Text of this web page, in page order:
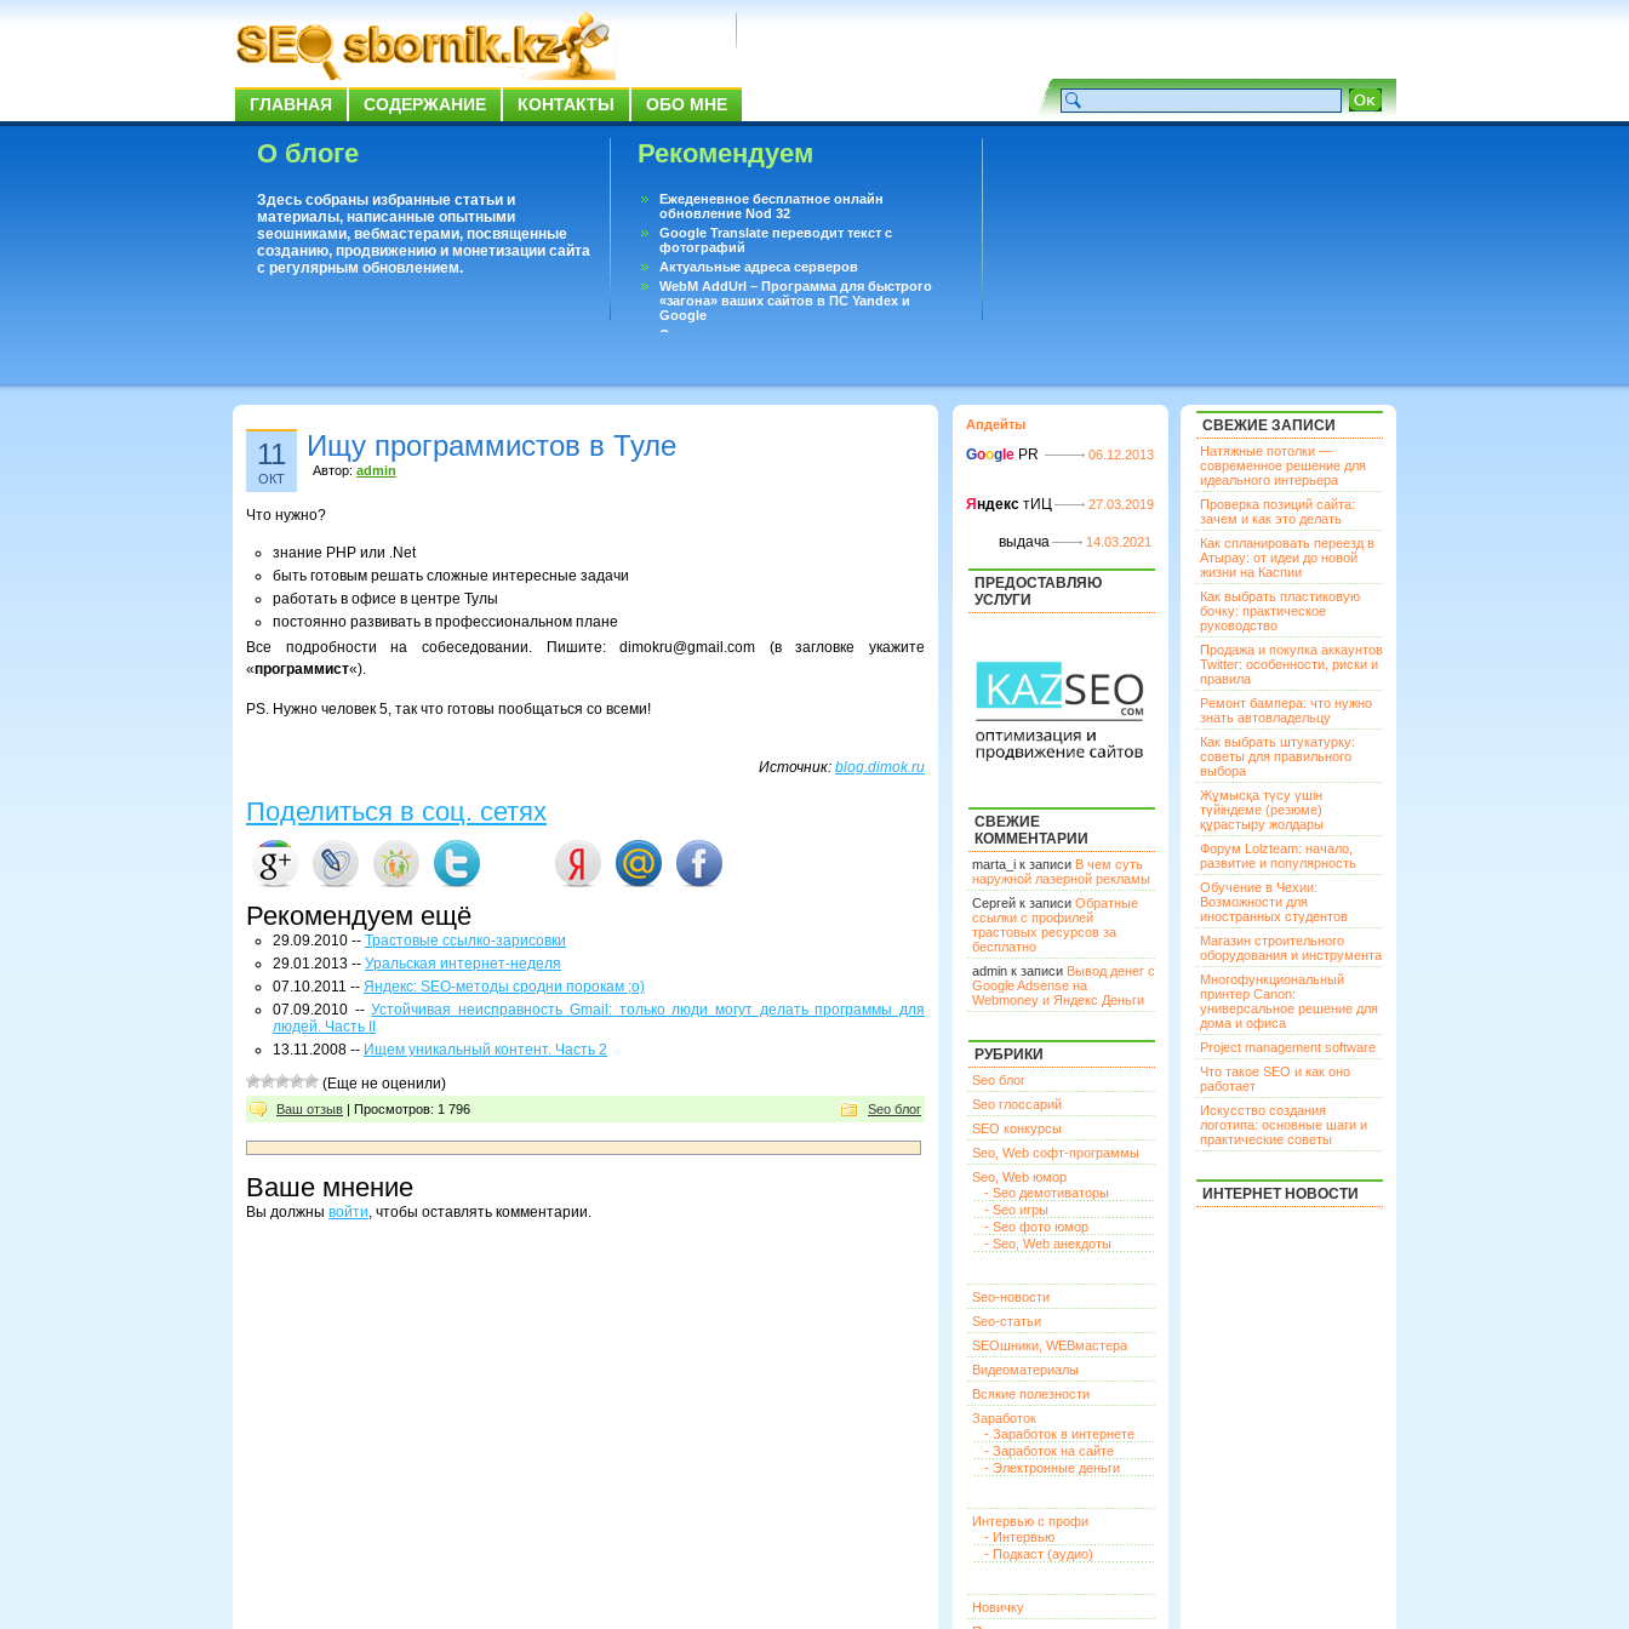
ГЛАВНАЯ СОДЕРЖАНИЕ КОНТАКТЫ ОБО МНЕ
О блоге
Здесь собраны избранные статьи и
материалы, написанные опытными
seoшниками, вебмастерами, посвященные
созданию, продвижению и монетизации сайта
с регулярным обновлением.
Рекомендуем
Ежеденевное бесплатное онлайн
обновление Nod 32
Google Translate переводит текст с
фотографий
Актуальные адреса серверов
WebM AddUrl – Программа для быстрого
«загона» ваших сайтов в ПС Yandex и
Google
Существует вопросы, на которые не может
11
ОКТ
Ищу программистов в Туле
Автор: admin
Что нужно?
знание PHP или .Net
быть готовым решать сложные интересные задачи
работать в офисе в центре Тулы
постоянно развивать в профессиональном плане
Все подробности на собеседовании. Пишите: dimokru@gmail.com (в загловке укажите
«программист«).
PS. Нужно человек 5, так что готовы пообщаться со всеми!
Источник: blog.dimok.ru
Поделиться в соц. сетях
Рекомендуем ещё
29.09.2010 -- Трастовые ссылко-зарисовки
29.01.2013 -- Уральская интернет-неделя
07.10.2011 -- Яндекс: SEO-методы сродни порокам ;o)
07.09.2010 --Устойчивая неисправность Gmail: только люди могут делать программы для
людей. Часть II
13.11.2008 -- Ищем уникальный контент. Часть 2
(Еще не оценили)
Ваш отзыв | Просмотров: 1 796 Seo блог
Ваше мнение
Вы должны войти, чтобы оставлять комментарии.
Апдейты
Goog le PR 06.12.2013
Я ндекс тИЦ 27.03.2019
выдача 14.03.2021
ПРЕДОСТАВЛЯЮ
УСЛУГИ
СВЕЖИЕ
КОММЕНТАРИИ
marta_i к записи В чем суть
наружной лазерной рекламы
Сергей к записи Обратные
ссылки с профилей
трастовых ресурсов за
бесплатно
admin к записи Вывод денег с
Google Adsense на
Webmoney и Яндекс Деньги
РУБРИКИ
Seo блог
Seo глоссарий
SEO конкурсы
Seo, Web софт-программы
Seo, Web юмор
- Seo демотиваторы
- Seo игры
- Seo фото юмор
- Seo, Web анекдоты
Seo-новости
Seo-статьи
SEOшники, WEBмастера
Видеоматериалы
Всякие полезности
Заработок
- Заработок в интернете
- Заработок на сайте
- Электронные деньги
Интервью с профи
- Интервью
- Подкаст (аудио)
Новичку
СВЕЖИЕ ЗАПИСИ
Натяжные потолки —
современное решение для
идеального интерьера
Проверка позиций сайта:
зачем и как это делать
Как спланировать переезд в
Атырау: от идеи до новой
жизни на Каспии
Как выбрать пластиковую
бочку: практическое
руководство
Продажа и покупка аккаунтов
Twitter: особенности, риски и
правила
Ремонт бампера: что нужно
знать автовладельцу
Как выбрать штукатурку:
советы для правильного
выбора
Жұмысқа түсу үшін
түйіндеме (резюме)
құрастыру жолдары
Форум Lolzteam: начало,
развитие и популярность
Обучение в Чехии:
Возможности для
иностранных студентов
Магазин строительного
оборудования и инструмента
Многофункциональный
принтер Canon:
универсальное решение для
дома и офиса
Project management software
Что такое SEO и как оно
работает
Искусство создания
логотипа: основные шаги и
практические советы
ИНТЕРНЕТ НОВОСТИ